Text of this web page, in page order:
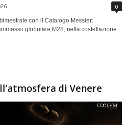
0
con il Catalogo Messier:
globulare M28, nella costellazione
di Venere